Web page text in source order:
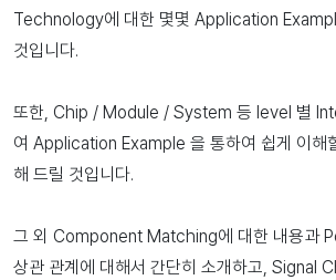
Technology에 대한 몇몇 Application
것입니다.
또한, Chip / Module / System 등 level 별
여 Application Example 을 통하여 쉽게 이해
해 드릴 것입니다.
그 외 Component Matching에 대한 내용과
상관 관계에 대해서 간단히 소개하고, Signal